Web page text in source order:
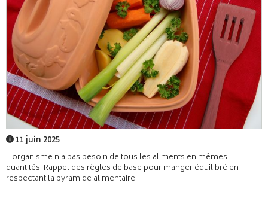
11 juin 2025
L'organisme n'a pas besoin de tous les aliments en mêmes
quantités. Rappel des règles de base pour manger équilibré en
respectant la pyramide alimentaire.